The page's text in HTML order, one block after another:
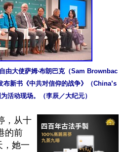
由大使萨姆‧布朗巴克（Sam Brownbac
布新书《中共对信仰的战争》（China’s
活动现场。（李辰／大纪元）
，从十
的前
，她一